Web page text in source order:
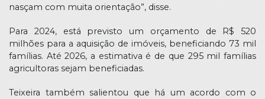
nasçam com muita orientação”, disse.
Para 2024, está previsto um orçamento de R$ 520
milhões para a aquisição de imóveis, beneficiando 73 mil
famílias. Até 2026, a estimativa é de que 295 mil famílias
agricultoras sejam beneficiadas.
Teixeira também salientou que há um acordo com o